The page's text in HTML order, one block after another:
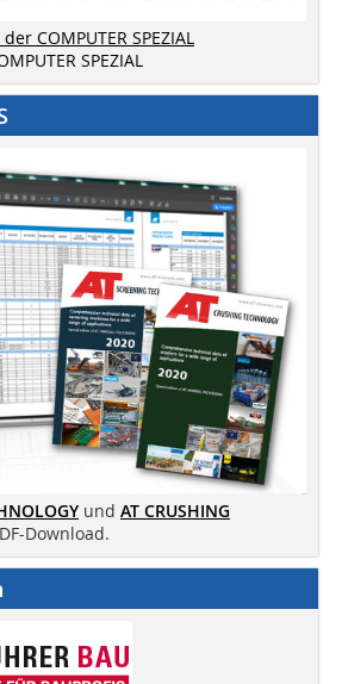
COMPUTER SPEZIAL
SPEZIAL
und AT CRUSHING
Download.